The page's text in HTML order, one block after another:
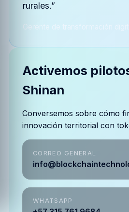
rurales.”
Gerente de transformación digital
Activemos
Shinan
Conversemos sobre cómo
innovación territorial con
CORREO GENERAL
WHATSAPP